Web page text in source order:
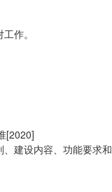
作。
[2020]
建设内容、功能要求和